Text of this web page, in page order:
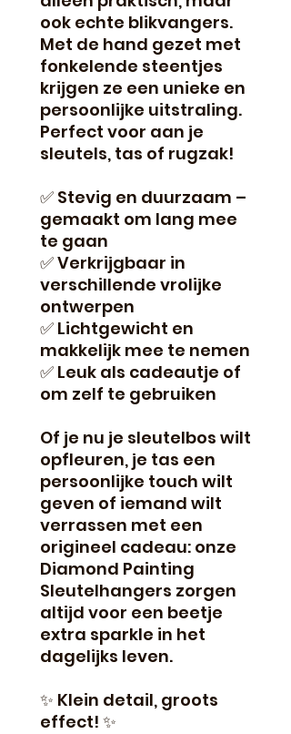
ook echte blikvangers.
Met de hand gezet met
fonkelende steentjes
krijgen ze een unieke en
persoonlijke uitstraling.
Perfect voor aan je
sleutels, tas of rugzak!
✅ Stevig en duurzaam –
gemaakt om lang mee
te gaan
✅ Verkrijgbaar in
verschillende vrolijke
ontwerpen
✅ Lichtgewicht en
makkelijk mee te nemen
✅ Leuk als cadeautje of
om zelf te gebruiken
Of je nu je sleutelbos wilt
opfleuren, je tas een
persoonlijke touch wilt
geven of iemand wilt
verrassen met een
origineel cadeau: onze
Diamond Painting
Sleutelhangers zorgen
altijd voor een beetje
extra sparkle in het
dagelijks leven.
✨ Klein detail, groots
effect! ✨